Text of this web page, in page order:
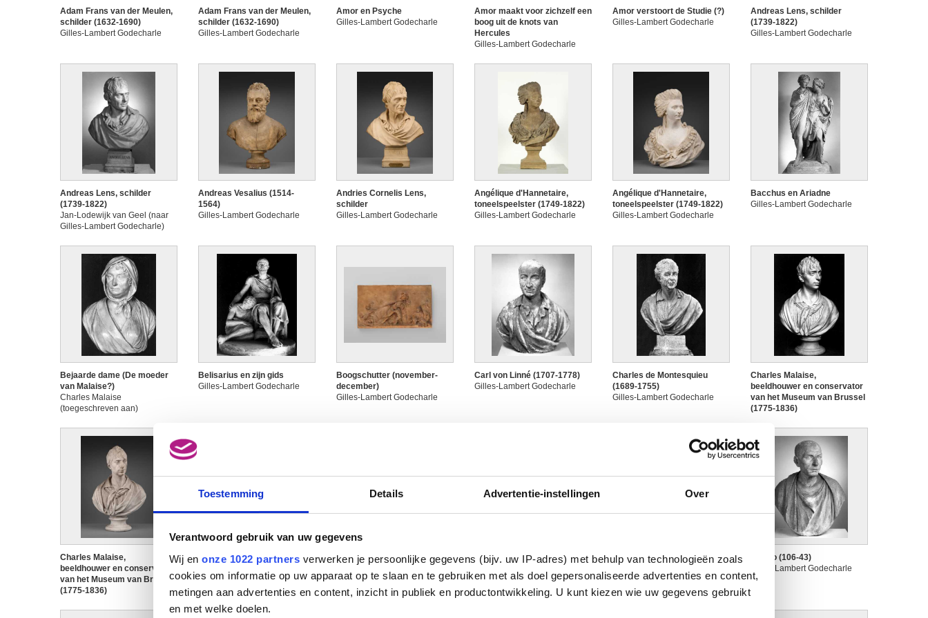
Toestemming Details Advertentie-instellingen Over
Verantwoord gebruik van uw gegevens
Wij en onze 1022 partners verwerken je persoonlijke gegevens (bijv. uw IP-adres) met behulp van technologieën zoals
cookies om informatie op uw apparaat op te slaan en te gebruiken met als doel gepersonaliseerde advertenties en content,
metingen aan advertenties en content, inzicht in publiek en productontwikkeling. U kunt kiezen wie uw gegevens gebruikt
en met welke doelen.
Adam Frans van der Meulen,
schilder (1632-1690)
Gilles-Lambert Godecharle
Adam Frans van der Meulen,
schilder (1632-1690)
Gilles-Lambert Godecharle
Amor en Psyche
Gilles-Lambert Godecharle
Amor maakt voor zichzelf een
boog uit de knots van
Hercules
Gilles-Lambert Godecharle
Amor verstoort de Studie (?)
Gilles-Lambert Godecharle
Andreas Lens, schilder
(1739-1822)
Gilles-Lambert Godecharle
Andreas Lens, schilder
(1739-1822)
Jan-Lodewijk van Geel (naar
Gilles-Lambert Godecharle)
Andreas Vesalius (1514-
1564)
Gilles-Lambert Godecharle
Andries Cornelis Lens,
schilder
Gilles-Lambert Godecharle
Angélique d'Hannetaire,
toneelspeelster (1749-1822)
Gilles-Lambert Godecharle
Angélique d'Hannetaire,
toneelspeelster (1749-1822)
Gilles-Lambert Godecharle
Bacchus en Ariadne
Gilles-Lambert Godecharle
Bejaarde dame (De moeder
van Malaise?)
Charles Malaise
(toegeschreven aan)
Belisarius en zijn gids
Gilles-Lambert Godecharle
Boogschutter (november-
december)
Gilles-Lambert Godecharle
Carl von Linné (1707-1778)
Gilles-Lambert Godecharle
Charles de Montesquieu
(1689-1755)
Gilles-Lambert Godecharle
Charles Malaise,
beeldhouwer en conservator
van het Museum van Brussel
(1775-1836)
Charles Malaise,
beeldhouwer en conservator
van het Museum van Brussel
(1775-1836)
Charles-Joseph, prins de
keizerrijk (1735-1814)
Gilles-Lambert Godecharle
Charles-Joseph, prins de
keizerrijk (1735-1814)
Gilles-Lambert Godecharle
Charles-Joseph, prins de
keizerrijk (1735-1814)
Gilles-Lambert Godecharle
Christoph-Martin Wieland
Gilles-Lambert Godecharle
Cicero (106-43)
Gilles-Lambert Godecharle